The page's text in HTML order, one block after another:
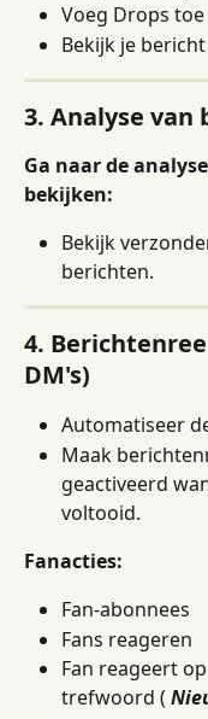
Voeg Drops toe
Bekijk je
3. Analyse van
Ga naar de
bekijken:
Bekijk
berichten.
4.
DM's)
Automatiseer
Maak
geactiveerd
voltooid.
Fanacties:
Fan-abonnees
Fans reageren
Fan reageert
trefwoord (